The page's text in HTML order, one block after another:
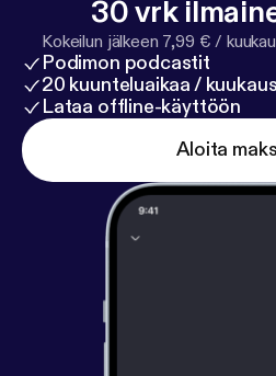
30 vrk
Kokeilun jälkeen 7,99 € /
Podimon podcastit
20 kuunteluaikaa /
Lataa offline-käyttöön
Aloita